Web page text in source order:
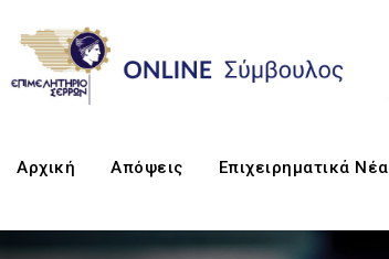
Αρχική Απόψεις Επιχειρηματικά Νέα